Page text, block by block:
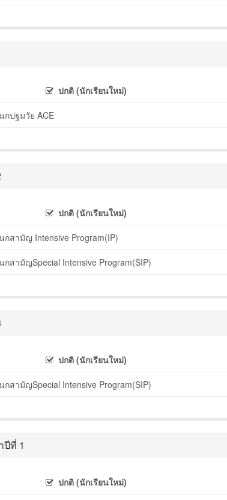
ปกติ (นักเรียนใหม่)
กปฐมวัย ACE
ปกติ (นักเรียนใหม่)
กสามัญ Intensive Program(IP)
กสามัญSpecial Intensive Program(SIP)
ปกติ (นักเรียนใหม่)
กสามัญSpecial Intensive Program(SIP)
ที่ 1
ปกติ (นักเรียนใหม่)